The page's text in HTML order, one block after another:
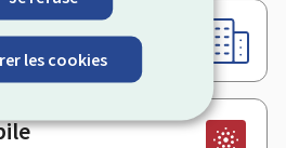
les cookies